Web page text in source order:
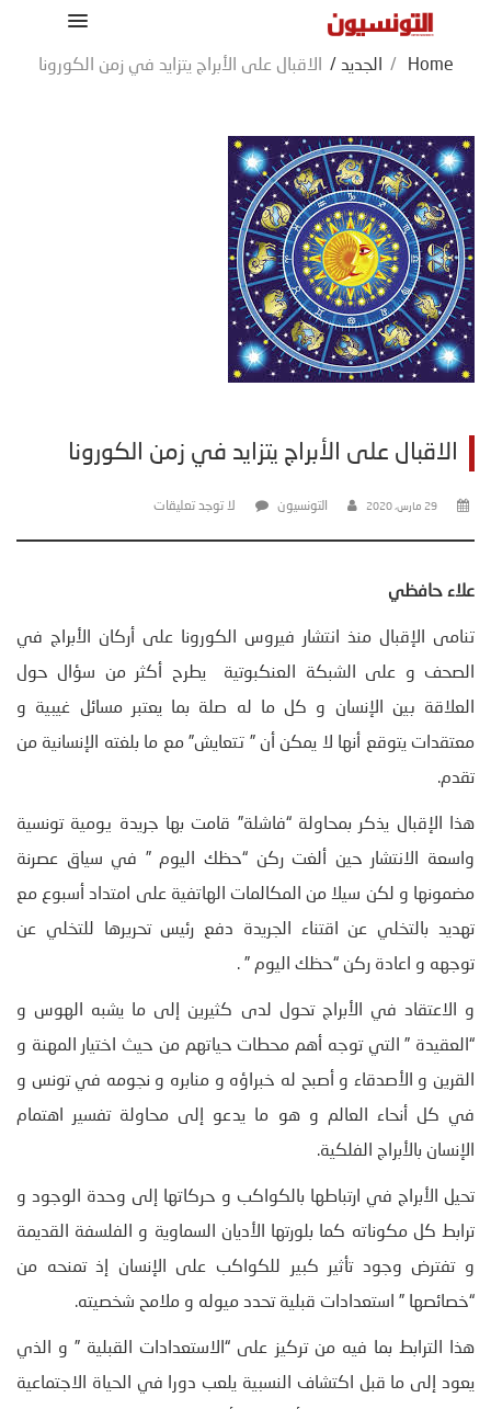
Home
/ الجديد / الاقبال على الأبراج يتزايد في زمن الكورونا
الاقبال على الأبراج يتزايد في زمن الكورونا
29 مارس، 2020 التونسيون لا توجد تعليقات
علاء حافظي
تنامى الإقبال منذ انتشار فيروس الكورونا على أركان الأبراج في
الصحف و على الشبكة العنكبوتية يطرح أكثر من سؤال حول
العلاقة بين الإنسان و كل ما له صلة بما يعتبر مسائل غيبية و
معتقدات يتوقع أنها لا يمكن أن ” تتعايش” مع ما بلغته الإنسانية من
تقدم.
هذا الإقبال يذكر بمحاولة “فاشلة” قامت بها جريدة يومية تونسية
واسعة الانتشار حين ألغت ركن “حظك اليوم ” في سياق عصرنة
مضمونها و لكن سيلا من المكالمات الهاتفية على امتداد أسبوع مع
تهديد بالتخلي عن اقتناء الجريدة دفع رئيس تحريرها للتخلي عن
توجهه و اعادة ركن “حظك اليوم ” .
و الاعتقاد في الأبراج تحول لدى كثيرين إلى ما يشبه الهوس و
“العقيدة ” التي توجه أهم محطات حياتهم من حيث اختيار المهنة و
القرين و الأصدقاء و أصبح له خبراؤه و منابره و نجومه في تونس و
في كل أنحاء العالم و هو ما يدعو إلى محاولة تفسير اهتمام
الإنسان بالأبراج الفلكية.
تحيل الأبراج في ارتباطها بالكواكب و حركاتها إلى وحدة الوجود و
ترابط كل مكوناته كما بلورتها الأديان السماوية و الفلسفة القديمة
و تفترض وجود تأثير كبير للكواكب على الإنسان إذ تمنحه من
“خصائصها ” استعدادات قبلية تحدد ميوله و ملامح شخصيته.
هذا الترابط بما فيه من تركيز على “الاستعدادات القبلية ” و الذي
يعود إلى ما قبل اكتشاف النسبية يلعب دورا في الحياة الاجتماعية